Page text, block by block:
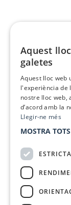
Aquest
galetes
Aquest lloc web
l'experiència de
nostre lloc web,
d’acord amb la
Llegir-ne més
MOSTRA